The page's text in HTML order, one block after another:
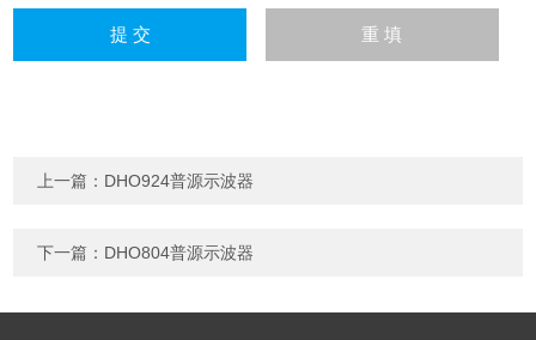
上一篇： DHO924普源示波器
下一篇： DHO804普源示波器